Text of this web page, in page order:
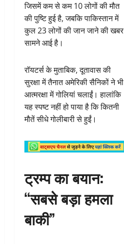
जिसमें कम से कम 10 लोगों की मौत
की पुष्टि हुई है, जबकि पाकिस्तान में
कुल 23 लोगों की जान जाने की खबर
सामने आई है।
रॉयटर्स के मुताबिक, दूतावास की
सुरक्षा में तैनात अमेरिकी सैनिकों ने भी
आत्मरक्षा में गोलियां चलाईं। हालांकि
यह स्पष्ट नहीं हो पाया है कि कितनी
मौतें सीधे गोलीबारी से हुईं।
ट्रम्प का बयान:
“सबसे बड़ा हमला
बाकी”